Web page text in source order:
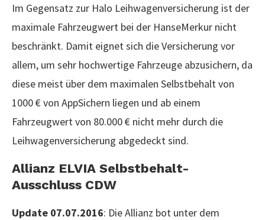
Im Gegensatz zur Halo Leihwagenversicherung ist der
maximale Fahrzeugwert bei der HanseMerkur nicht
beschränkt. Damit eignet sich die Versicherung vor
allem, um sehr hochwertige Fahrzeuge abzusichern, da
diese meist über dem maximalen Selbstbehalt von
1000 € von AppSichern liegen und ab einem
Fahrzeugwert von 80.000 € nicht mehr durch die
Leihwagenversicherung abgedeckt sind.
Allianz ELVIA Selbstbehalt-
Ausschluss CDW
Update 07.07.2016: Die Allianz bot unter dem